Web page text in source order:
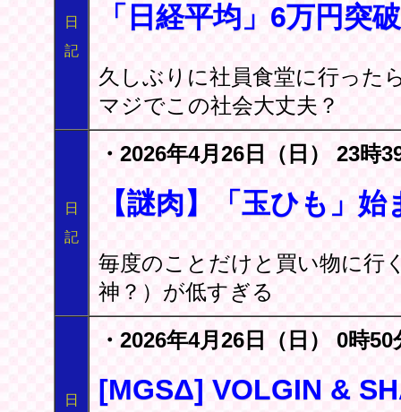
日
記
「日経平均」6万円
久しぶりに社員食堂に行った
マジでこの社会大丈夫？
日
記
・2026年4月26日（日） 23時
【謎肉】「玉ひも」
毎度のことだけと買い物に行
神？）が低すぎる
日
・2026年4月26日（日） 0時50
[MGSΔ] VOLGIN &